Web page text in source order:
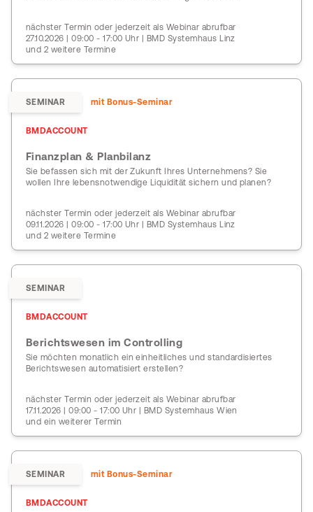
nächster Termin oder jederzeit als Webinar abrufbar
27.10.2026 | 09:00 - 17:00 Uhr | BMD Systemhaus Linz
und 2 weitere Termine
SEMINAR mit Bonus-Seminar
BMDACCOUNT
Finanzplan & Planbilanz
Sie befassen sich mit der Zukunft Ihres Unternehmens? Sie
wollen Ihre lebensnotwendige Liquidität sichern und planen?
nächster Termin oder jederzeit als Webinar abrufbar
09.11.2026 | 09:00 - 17:00 Uhr | BMD Systemhaus Linz
und 2 weitere Termine
SEMINAR
BMDACCOUNT
Berichtswesen im Controlling
Sie möchten monatlich ein einheitliches und standardisiertes
Berichtswesen automatisiert erstellen?
nächster Termin oder jederzeit als Webinar abrufbar
17.11.2026 | 09:00 - 17:00 Uhr | BMD Systemhaus Wien
und ein weiterer Termin
SEMINAR mit Bonus-Seminar
BMDACCOUNT